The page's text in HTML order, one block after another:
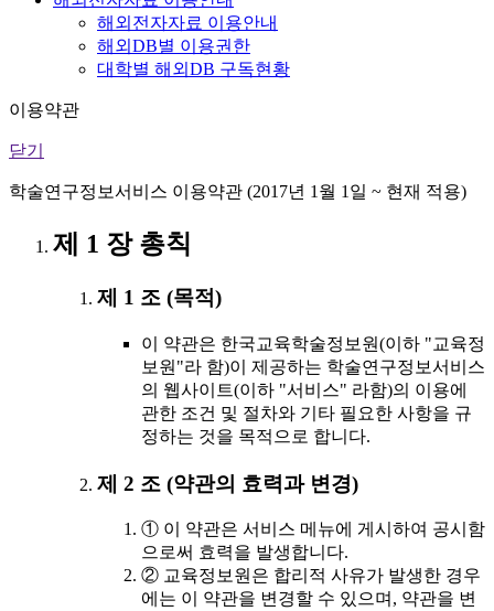
해외전자자료 이용안내
해외DB별 이용권한
대학별 해외DB 구독현황
이용약관
닫기
학술연구정보서비스 이용약관 (2017년 1월 1일 ~ 현재 적용)
제 1 장 총칙
제 1 조 (목적)
이 약관은 한국교육학술정보원(이하 "교육정
보원"라 함)이 제공하는 학술연구정보서비스
의 웹사이트(이하 "서비스" 라함)의 이용에
관한 조건 및 절차와 기타 필요한 사항을 규
정하는 것을 목적으로 합니다.
제 2 조 (약관의 효력과 변경)
① 이 약관은 서비스 메뉴에 게시하여 공시함
으로써 효력을 발생합니다.
② 교육정보원은 합리적 사유가 발생한 경우
에는 이 약관을 변경할 수 있으며, 약관을 변